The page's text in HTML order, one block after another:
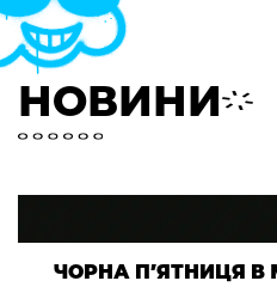
НОВИНИ
ЧОРНА П’ЯТНИЦЯ В